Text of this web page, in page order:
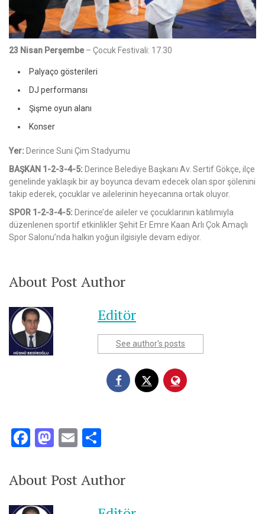
23 Nisan Perşembe– Çocuk Festivali: 17.30
Palyaço gösterileri
DJ performansı
Şişme oyun alanı
Konser
Yer: Derince Suni Çim Stadyumu
BAŞKAN 1-2-3-4-5: Derince Belediye Başkanı Av. Sertif Gökçe, ilçe
genelinde yaklaşık bir ay boyunca devam edecek olan spor şölenini
takip ederek, çocuklar ve ailelerinin heyecanına ortak oluyor.
SPOR 1-2-3-4-5: Derince’de aileler ve çocuklarının katılımıyla
düzenlenen sportif etkinlikler Şehit Er Emre Kaan Arlı Çok Amaçlı
Spor Salonu’nda halkın yoğun ilgisiyle devam ediyor.
About Post Author
Editör
See author's posts
Facebook
Mastodon
Email
About Post Author